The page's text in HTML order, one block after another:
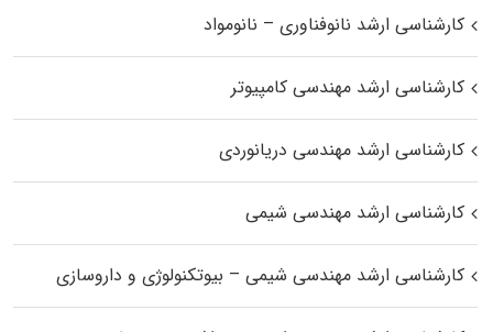
کارشناسی ارشد نانوفناوری – نانومواد
کارشناسی ارشد مهندسی کامپیوتر
کارشناسی ارشد مهندسی دریانوردی
کارشناسی ارشد مهندسی شیمی
کارشناسی ارشد مهندسی شیمی – بیوتکنولوژی و داروسازی